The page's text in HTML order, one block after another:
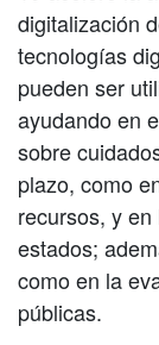
digitalización
tecnologías
pueden ser
ayudando en
sobre
plazo, como
recursos, y
estados;
como en la
públicas.